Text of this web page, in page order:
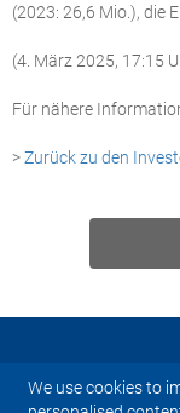
We use cookies to
(2023: 26,6 Mio.), die
(4. März 2025, 17:15
Für nähere
>Zurück zu den